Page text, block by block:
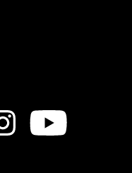
Youtube